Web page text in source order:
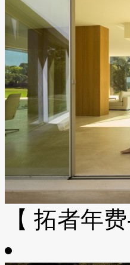
【 拓者年